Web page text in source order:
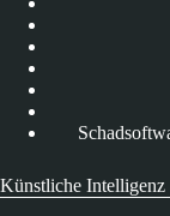
Künstliche Intelligenz